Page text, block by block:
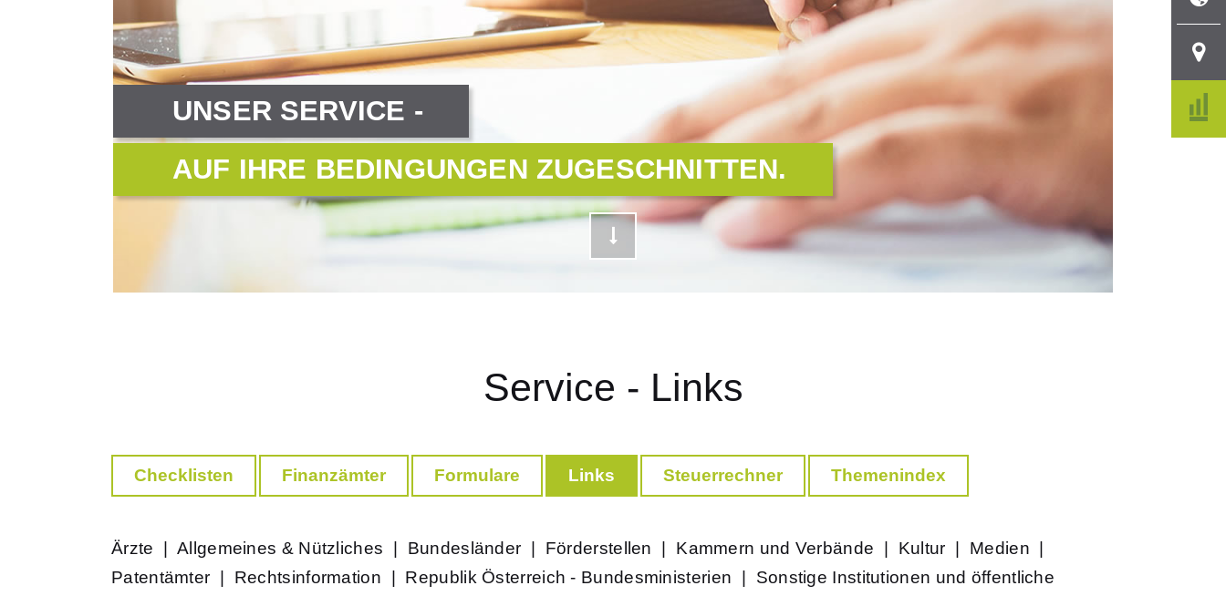
UNSER SERVICE -
AUF IHRE BEDINGUNGEN ZUGESCHNITTEN.
Service - Links
Checklisten Finanzämter Formulare Links Steuerrechner Themenindex
Ärzte Allgemeines & Nützliches Bundesländer Förderstellen Kammern und Verbände Kultur Medien
Patentämter
Rechtsinformation Republik Österreich - Bundesministerien
Sonstige Institutionen und öffentliche